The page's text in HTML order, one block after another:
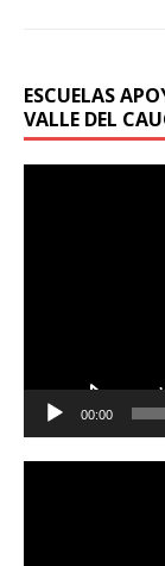
ESCUELAS
VALLE DEL
00:00